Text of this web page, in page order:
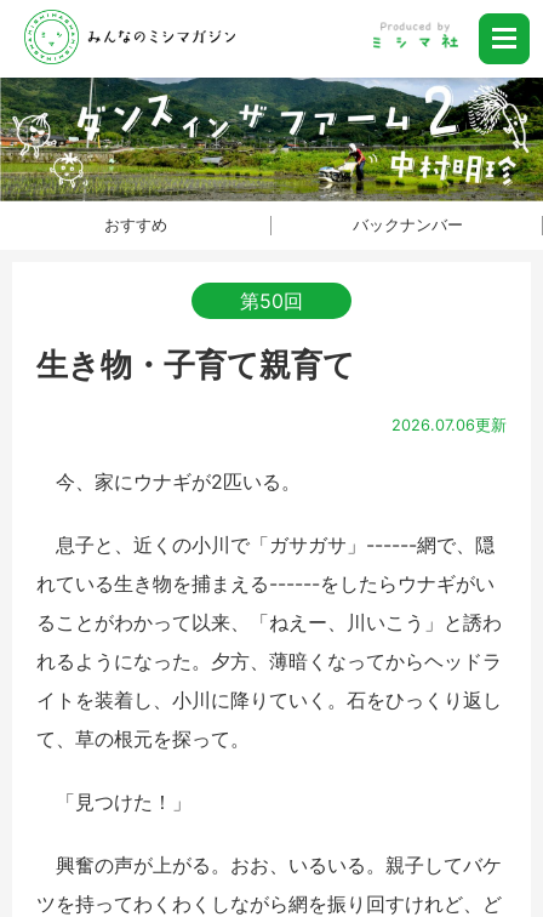
おすすめ バックナンバー
第50回
生き物・子育て親育て
2026.07.06更新
今、家にウナギが2匹いる。
息子と、近くの小川で「ガサガサ」------網で、隠
れている生き物を捕まえる------をしたらウナギがい
ることがわかって以来、「ねえー、川いこう」と誘わ
れるようになった。夕方、薄暗くなってからヘッドラ
イトを装着し、小川に降りていく。石をひっくり返し
て、草の根元を探って。
「見つけた！」
興奮の声が上がる。おお、いるいる。親子してバケ
ツを持ってわくわくしながら網を振り回すけれど、ど